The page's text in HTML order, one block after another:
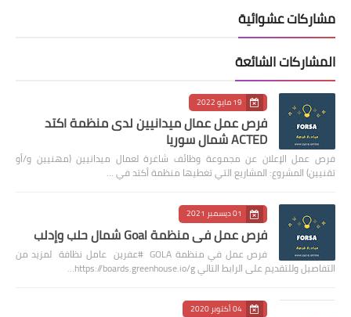
مشاركات عشوائية
المشاركات الشائعة
19 مايو 2022
فرص عمل عمال ميدانيين لدى منظمة اكتد
ACTED شمال سوريا
فرص عمل الإعلان عن مجموعة وظائف شاغرة لعمال ميدانيين (مهنيين و/أو
تقنيين) المشروع: المشاريع التي تغطيها منظمة أكتد في …
01 ديسمبر 2021
فرص عمل في منظمة Goal شمال حلب وإدلب
فرص عمل في منظمة GOLA #عفرين عامل نظافة لمزيد من
التفاصيل وللتقديم على الرابط التالي https://boards.greenhouse.io/g…
04 أكتوبر 2020